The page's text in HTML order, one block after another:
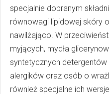
specjalnie dobranym
równowagi lipidowej skóry
nawilżająco. W
myjących, mydła
syntetycznych detergentów
alergików oraz osób o
również specjalne ich